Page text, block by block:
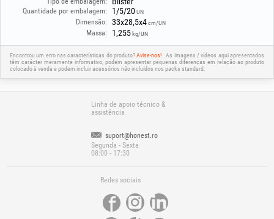
Quantidade por embalagem: 1/5/20UN
Dimensão: 33x28,5x4cm/UN
Massa: 1,255 kg/UN
Encontrou um erro nas características do produto?Avise-nos!
As imagens / vídeos aqui apresentados
têm carácter meramente informativo, podem apresentar pequenas diferenças em relação ao produto
colocado à venda e podem incluir acessórios não incluídos nos packs standard.
Linha de apoio técnico &
assistência
suport@honest.ro
Segunda - Sexta
08:00 - 17:30
Redes sociais